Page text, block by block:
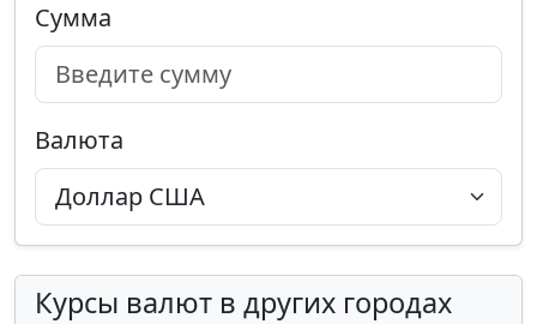
Сумма
Валюта
Курсы валют в других городах